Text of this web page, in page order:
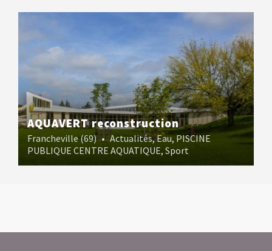
AQUAVERT reconstruction
Francheville (69) • Actualités,Eau, PISCINE
PUBLIQUE CENTRE AQUATIQUE, Sport